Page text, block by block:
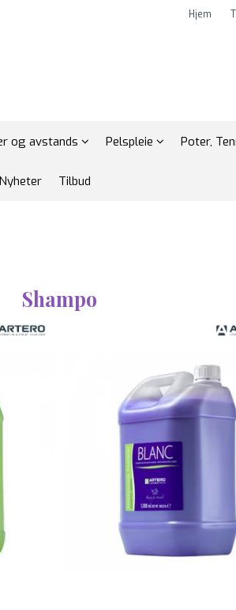
Hjem
og avstands Pelspleie Poter,
Nyheter Tilbud
Shampo